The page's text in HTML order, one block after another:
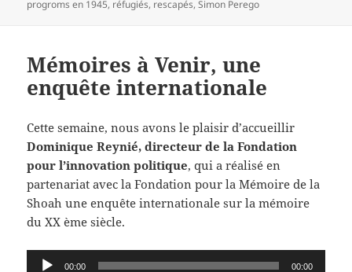
progroms en 1945, réfugiés, rescapés,Simon Perego
Mémoires à Venir, une
enquête internationale
Cette semaine, nous avons le plaisir d’accueillir
Dominique Reynié, directeur de la Fondation
pour l’innovation politique, qui a réalisé en
partenariat avec la Fondation pour la Mémoire de la
Shoah une enquête internationale sur la mémoire
du XX ème siècle.
Lecteur 00:00 00:00